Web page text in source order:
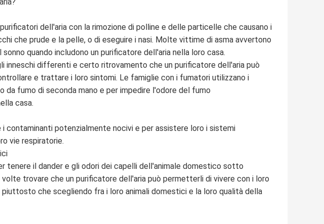
dell'aria con la rimozione di polline e delle particelle che causano i
che prude e la pelle, o di eseguire i nasi. Molte vittime di asma avvertono
quando includono un purificatore dell'aria nella loro casa.
inneschi differenti e certo ritrovamento che un purificatore dell'aria può
e trattare i loro sintomi. Le famiglie con i fumatori utilizzano i
da fumo di seconda mano e per impedire l'odore del fumo
casa.
contaminanti potenzialmente nocivi e per assistere loro i sistemi
vie respiratorie.
tenere il dander e gli odori dei capelli dell'animale domestico sotto
trovare che un purificatore dell'aria può permetterli di vivere con i loro
che scegliendo fra i loro animali domestici e la loro qualità della